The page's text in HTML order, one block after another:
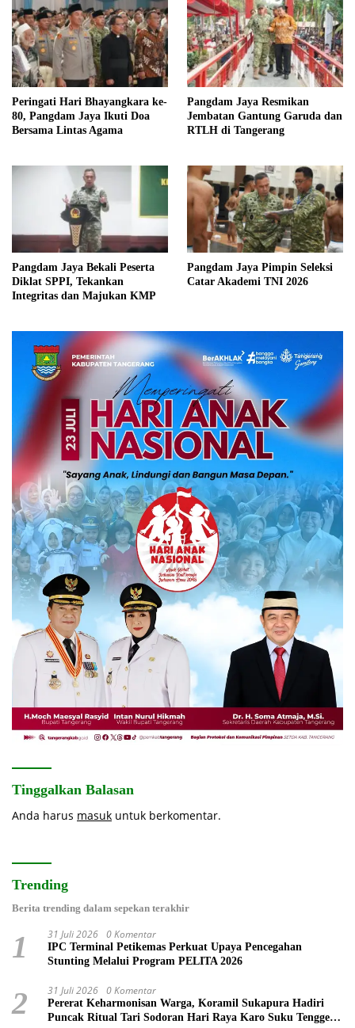
Peringati Hari Bhayangkara ke-
80, Pangdam Jaya Ikuti Doa
Bersama Lintas Agama
Pangdam Jaya Resmikan
Jembatan Gantung Garuda dan
RTLH di Tangerang
Pangdam Jaya Bekali Peserta
Diklat SPPI, Tekankan
Integritas dan Majukan KMP
Pangdam Jaya Pimpin Seleksi
Catar Akademi TNI 2026
Tinggalkan Balasan
Anda harus masuk untuk berkomentar.
Trending
Berita trending dalam sepekan terakhir
1 31 Juli 2026 0 Komentar
IPC Terminal Petikemas Perkuat Upaya Pencegahan
Stunting Melalui Program PELITA 2026
2 31 Juli 2026 0 Komentar
Pererat Keharmonisan Warga, Koramil Sukapura Hadiri
Puncak Ritual Tari Sodoran Hari Raya Karo Suku Tengger